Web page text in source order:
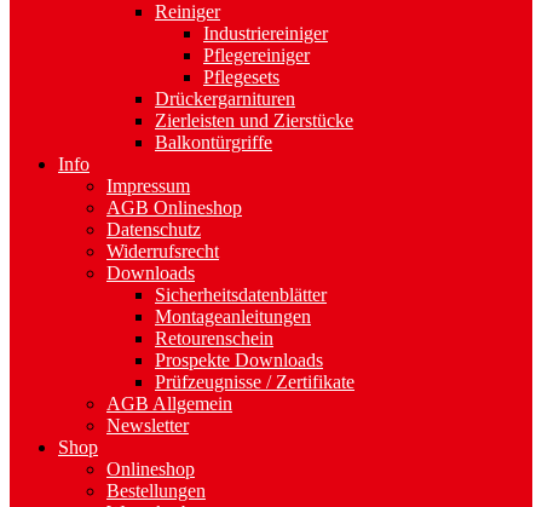
Reiniger
Industriereiniger
Pflegereiniger
Pflegesets
Drückergarnituren
Zierleisten und Zierstücke
Balkontürgriffe
Info
Impressum
AGB Onlineshop
Datenschutz
Widerrufsrecht
Downloads
Sicherheitsdatenblätter
Montageanleitungen
Retourenschein
Prospekte Downloads
Prüfzeugnisse / Zertifikate
AGB Allgemein
Newsletter
Shop
Onlineshop
Bestellungen